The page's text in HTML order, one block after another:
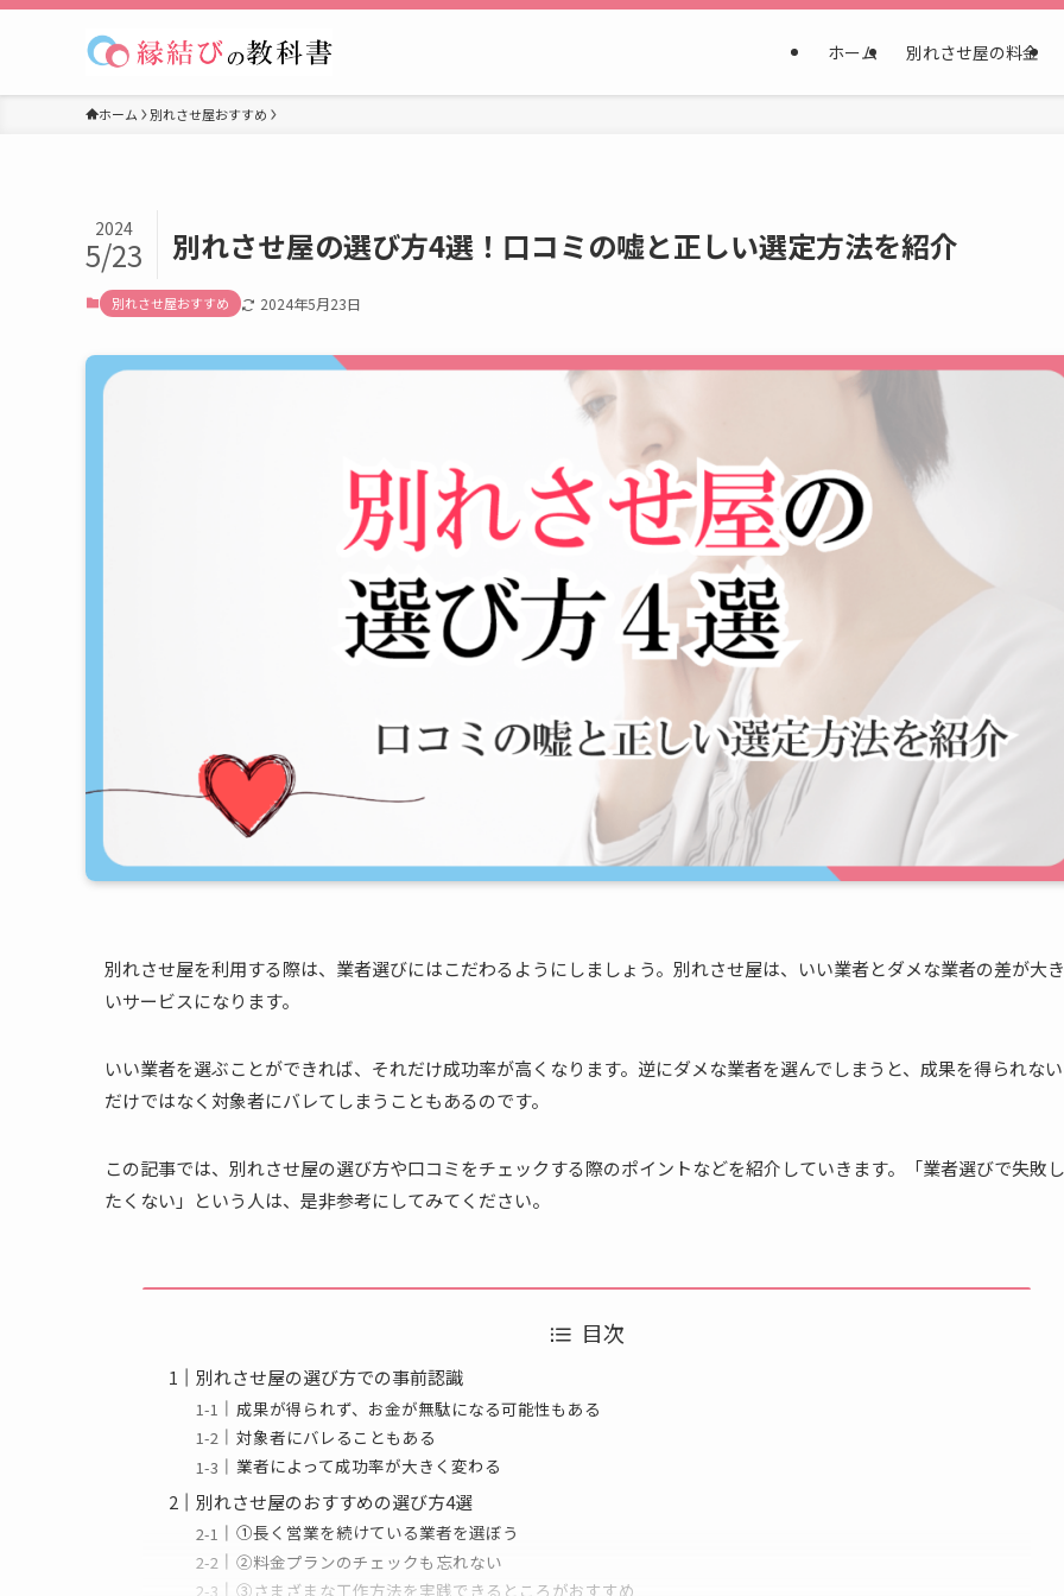
ホーム 別れさせ屋の料金
ホーム 別れさせ屋おすすめ
別れさせ屋の選び方4選！口コミの嘘と正しい選定方法を紹介
2024
5/23
別れさせ屋おすすめ 2024年5月23日
別れさせ屋を利用する際は、業者選びにはこだわるようにしましょう。別れさせ屋は、いい業者とダメな業者の差が大き
いサービスになります。
いい業者を選ぶことができれば、それだけ成功率が高くなります。逆にダメな業者を選んでしまうと、成果を得られない
だけではなく対象者にバレてしまうこともあるのです。
この記事では、別れさせ屋の選び方や口コミをチェックする際のポイントなどを紹介していきます。「業者選びで失敗し
たくない」という人は、是非参考にしてみてください。
目次
別れさせ屋の選び方での事前認識
成果が得られず、お金が無駄になる可能性もある
対象者にバレることもある
業者によって成功率が大きく変わる
別れさせ屋のおすすめの選び方4選
①長く営業を続けている業者を選ぼう
②料金プランのチェックも忘れない
③さまざまな工作方法を実践できるところがおすすめ